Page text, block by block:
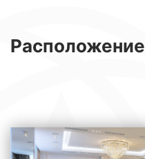
Расположение